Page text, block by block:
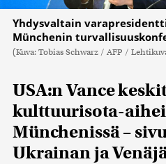
Yhdysvaltain varapresidentti
Münchenin
(Kuva: Tobias Schwarz / AFP /
USA:n Vance
kulttuurisota-
Münchenissä –
Ukrainan ja